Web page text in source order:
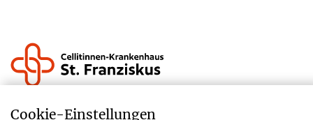
Impressum
Cookie-­Einstellungen